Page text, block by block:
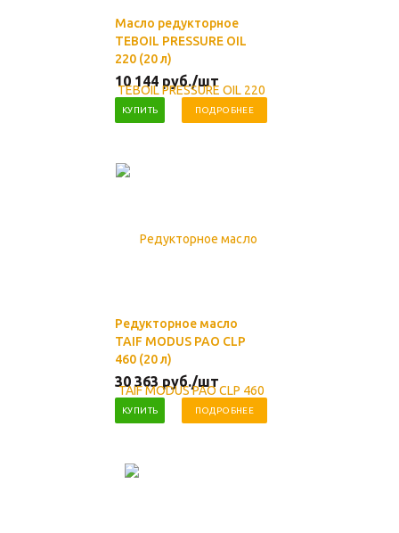
Масло редукторное
TEBOIL PRESSURE OIL
220 (20 л)
10 144 руб./шт
КУПИТЬ ПОДРОБНЕЕ
Редукторное масло
TAIF MODUS PAO CLP
460 (20 л)
30 363 руб./шт
КУПИТЬ ПОДРОБНЕЕ